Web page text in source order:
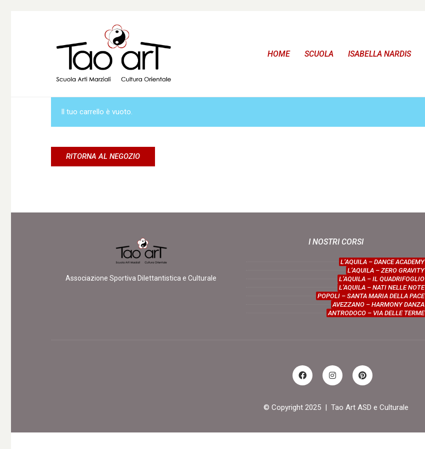
HOME SCUOLA ISABELLA NARDIS
Il tuo carrello è vuoto.
RITORNA AL NEGOZIO
Associazione Sportiva Dilettantistica e Culturale
I NOSTRI CORSI
L’AQUILA – DANCE ACADEMY
L’AQUILA – ZERO GRAVITY
L’AQUILA – IL QUADRIFOGLIO
L’AQUILA – NATI NELLE NOTE
POPOLI – SANTA MARIA DELLA PACE
AVEZZANO – HARMONY DANZA
ANTRODOCO – VIA DELLE TERME
© Copyright 2025 | Tao Art ASD e Culturale